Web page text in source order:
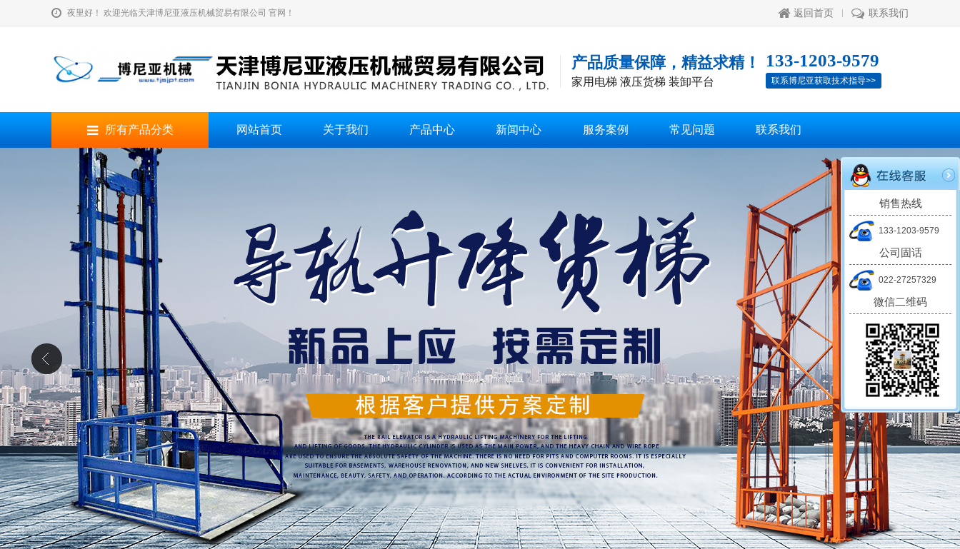
夜里好！ 欢迎光临天津博尼亚液压机械贸易有限公司 官网！ 返回首页 联系我们
产品质量保障，精益求精！
家用电梯 液压货梯 装卸平台
133-1203-9579
联系博尼亚获取技术指导>>
所有产品分类 网站首页 关于我们 产品中心 新闻中心 服务案例 常见问题 联系我们
销售热线
133-1203-9579
公司固话
022-27257329
微信二维码